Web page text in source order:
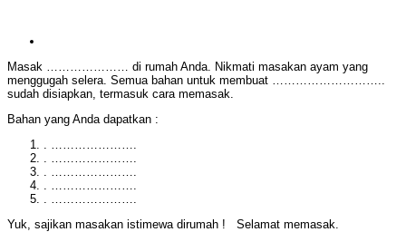
Masak ………………… di rumah Anda. Nikmati masakan ayam yang
menggugah selera. Semua bahan untuk membuat ………………………..
sudah disiapkan, termasuk cara memasak.
Bahan yang Anda dapatkan :
Yuk, sajikan masakan istimewa dirumah ! Selamat memasak.